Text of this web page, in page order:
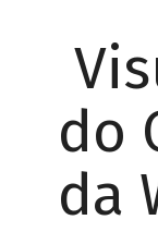
do
da